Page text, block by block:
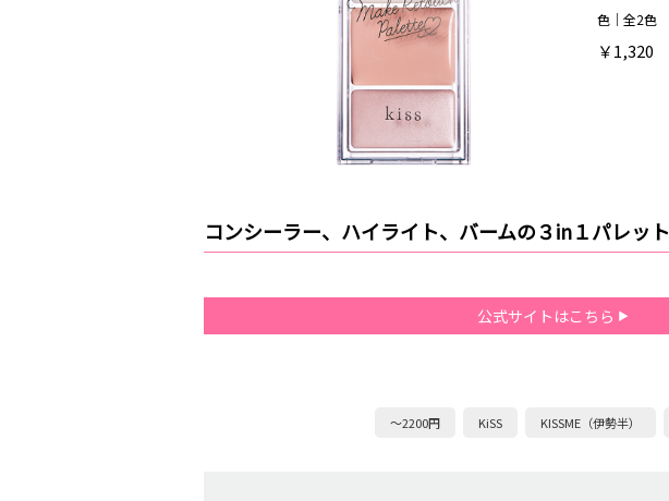
色｜全2色
￥1,320
コンシーラー、ハイライト、バームの３in１パレット
公式サイトはこちら
～2200円 KiSS KISSME（伊勢半）